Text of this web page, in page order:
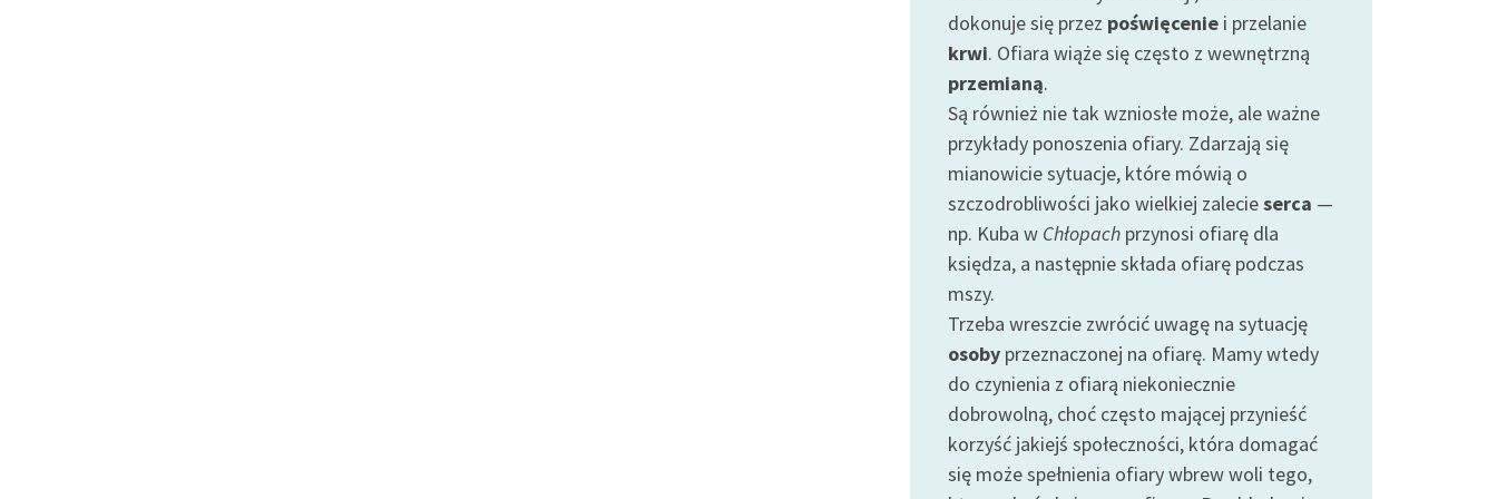
dokonuje się przez poświęcenie i przelanie
krwi. Ofiara wiąże się często z wewnętrzną
przemianą.
Są również nie tak wzniosłe może, ale ważne
przykłady ponoszenia ofiary. Zdarzają się
mianowicie sytuacje, które mówią o
szczodrobliwości jako wielkiej zalecieserca —
np. Kuba w Chłopach przynosi ofiarę dla
księdza, a następnie składa ofiarę podczas
mszy.
Trzeba wreszcie zwrócić uwagę na sytuację
osoby przeznaczonej na ofiarę. Mamy wtedy
do czynienia z ofiarą niekoniecznie
dobrowolną, choć często mającej przynieść
korzyść jakiejś społeczności, która domagać
się może spełnienia ofiary wbrew woli tego,